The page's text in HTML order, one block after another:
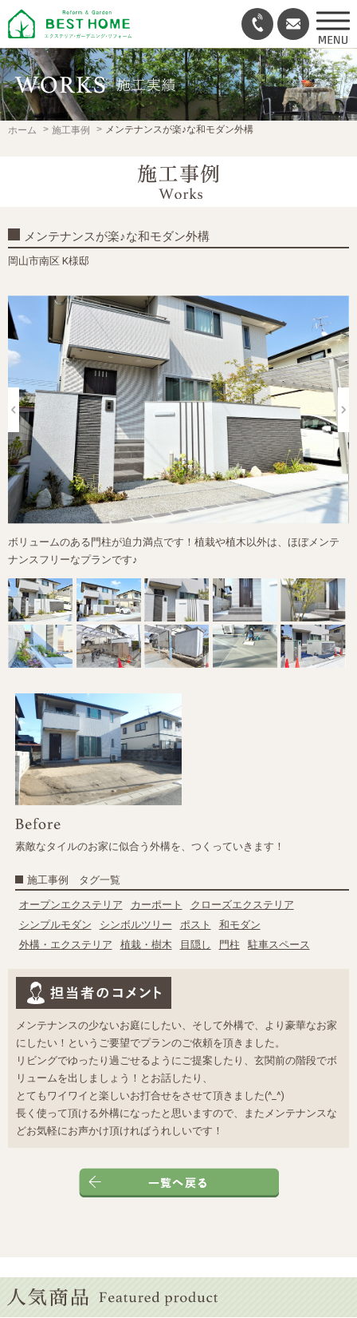
ホーム 施工事例 メンテナンスが楽♪な和モダン外構
メンテナンスが楽♪な和モダン外構
岡山市南区 K様邸
ボリュームのある門柱が迫力満点です！植栽や植木以外は、ほぼメンテ
ナンスフリーなプランです♪
素敵なタイルのお家に似合う外構を、つくっていきます！
施工事例 タグ一覧
オープンエクステリア カーポート
クローズエクステリア
シンプルモダン
シンボルツリー ポスト
和モダン
外構・エクステリア
植栽・樹木 目隠し 門柱 駐車スペース
メンテナンスの少ないお庭にしたい、そして外構で、より豪華なお家
にしたい！というご要望でプランのご依頼を頂きました。
リビングでゆったり過ごせるようにご提案したり、玄関前の階段でボ
リュームを出しましょう！とお話したり、
とてもワイワイと楽しいお打合せをさせて頂きました(^_^)
長く使って頂ける外構になったと思いますので、またメンテナンスな
どお気軽にお声かけ頂ければうれしいです！